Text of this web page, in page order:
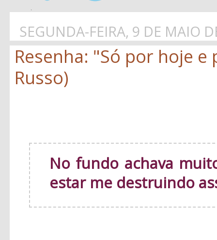
SEGUNDA-FEIRA, 9 DE MAIO
Resenha: "Só por hoje
Russo)
No fundo achava
estar me destruindo